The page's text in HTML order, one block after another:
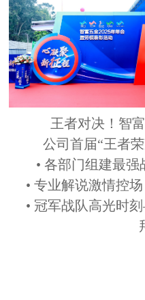
王者对决！智
公司首届“王者荣
• 各部门组建最
• 专业解说激情控
• 冠军战队高光时